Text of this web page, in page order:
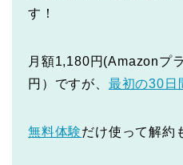
す！
月額1,180円(Amazonプ
円）ですが、 最初の30日
無料体験だけ使って解約